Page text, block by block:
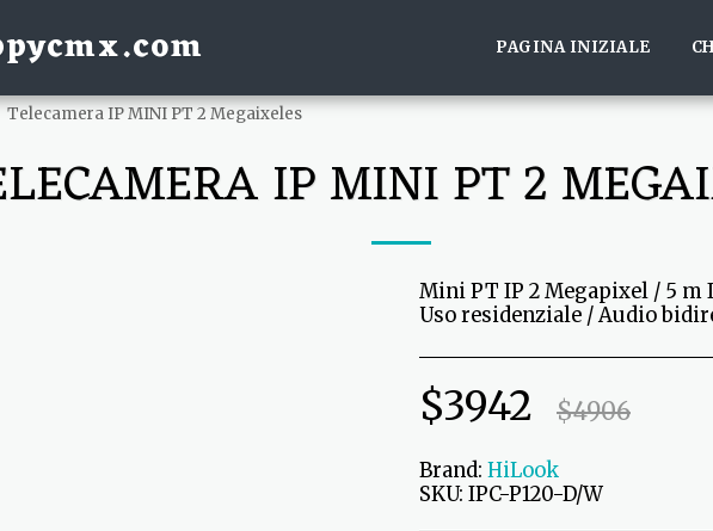
PAGINA INIZIALE
Telecamera IP MINI PT 2 Megaixeles
IP MINI PT 2
Mini PT IP 2 Megapixel / 5 m
Uso residenziale / Audio
$3942 $4906
Brand: HiLook
SKU: IPC-P120-D/W